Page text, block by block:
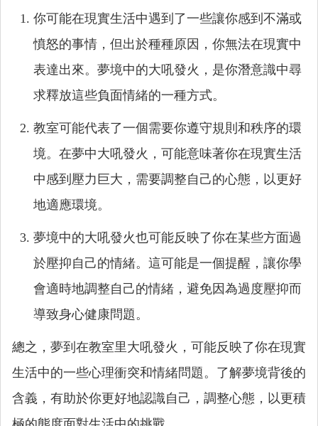
你可能在現實生活中遇到了一些讓你感到不滿或
憤怒的事情，但出於種種原因，你無法在現實中
表達出來。夢境中的大吼發火，是你潛意識中尋
求釋放這些負面情緒的一種方式。
教室可能代表了一個需要你遵守規則和秩序的環
境。在夢中大吼發火，可能意味著你在現實生活
中感到壓力巨大，需要調整自己的心態，以更好
地適應環境。
夢境中的大吼發火也可能反映了你在某些方面過
於壓抑自己的情緒。這可能是一個提醒，讓你學
會適時地調整自己的情緒，避免因為過度壓抑而
導致身心健康問題。
總之，夢到在教室里大吼發火，可能反映了你在現實
生活中的一些心理衝突和情緒問題。了解夢境背後的
含義，有助於你更好地認識自己，調整心態，以更積